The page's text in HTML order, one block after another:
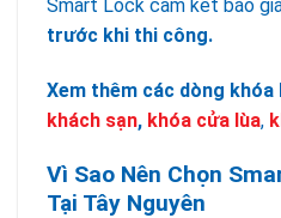
Smart Lock cam kết báo
trước khi thi công.
Xem thêm các dòng khóa
khách sạn, khóa cửa lùa,
Vì Sao Nên Chọn
Tại Tây Nguyên